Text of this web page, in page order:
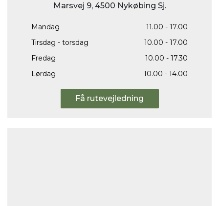
Marsvej 9, 4500 Nykøbing Sj.
Mandag
11.00 - 17.00
Tirsdag - torsdag
10.00 - 17.00
Fredag
10.00 - 17.30
Lørdag
10.00 - 14.00
Få rutevejledning